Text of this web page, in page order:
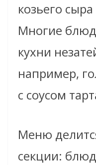
козьего
Многие
кухни
например,
с соусом
Меню
секции: